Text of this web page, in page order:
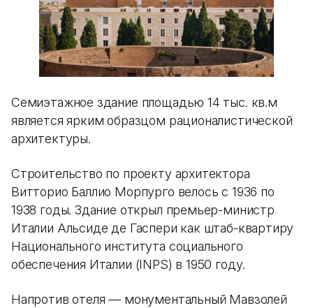
Семиэтажное здание площадью 14 тыс. кв.м
является ярким образцом рационалистической
архитектуры.
Строительство по проекту архитектора
Витторио Баллио Морпурго велось с 1936 по
1938 годы. Здание открыл премьер-министр
Италии Альсиде де Гаспери как штаб-квартиру
Национального института социального
обеспечения Италии (INPS) в 1950 году.
Напротив отеля — монументальный Мавзолей